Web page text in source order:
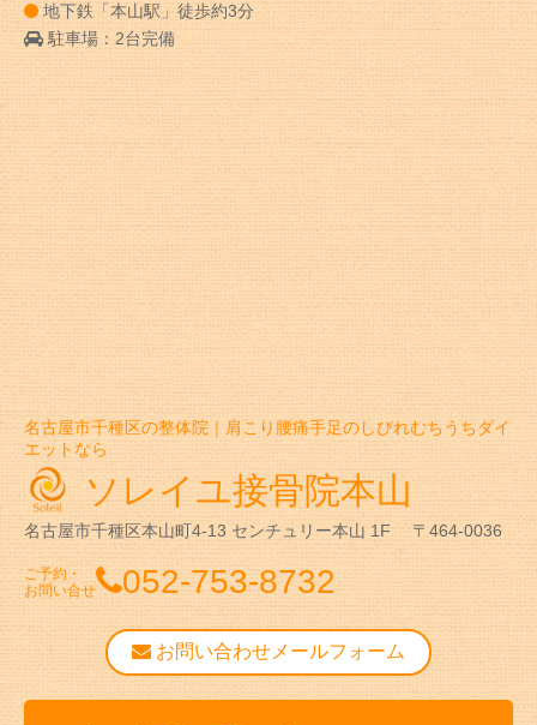
地下鉄「本山駅」徒歩約3分
駐車場：2台完備
名古屋市千種区の整体院｜肩こり腰痛手足のしびれむちうちダイ
エットなら
ソレイユ接骨院本山
名古屋市千種区本山町4-13 センチュリー本山 1F 〒464-0036
ご予約・
お問い合せ
052-753-8732
お問い合わせメールフォーム